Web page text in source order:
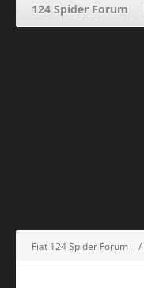
124 Spider Forum
Fiat 124 Spider Forum